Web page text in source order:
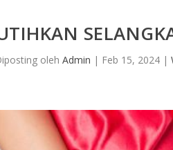
oleh Admin | Feb 15, 2024|